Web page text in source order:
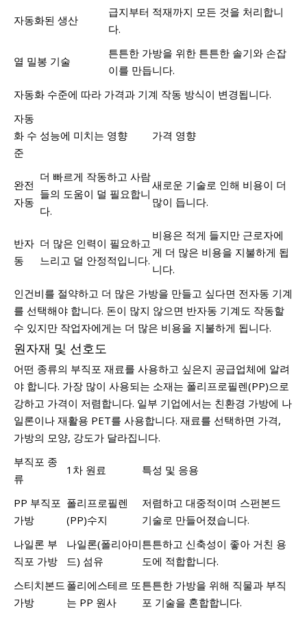
자동화된 생산
급지부터 적재까지 모든 것을 처리합니
다.
열 밀봉 기술
튼튼한 가방을 위한 튼튼한 솔기와 손잡
이를 만듭니다.
자동화 수준에 따라 가격과 기계 작동 방식이 변경됩니다.
자동
화 수
준
성능에 미치는 영향 가격 영향
완전
자동
더 빠르게 작동하고 사람
들의 도움이 덜 필요합니
다.
새로운 기술로 인해 비용이 더
많이 듭니다.
반자
동
더 많은 인력이 필요하고
느리고 덜 안정적입니다.
비용은 적게 들지만 근로자에
게 더 많은 비용을 지불하게 됩
니다.
인건비를 절약하고 더 많은 가방을 만들고 싶다면 전자동 기계
를 선택해야 합니다. 돈이 많지 않으면 반자동 기계도 작동할
수 있지만 작업자에게는 더 많은 비용을 지불하게 됩니다.
원자재 및 선호도
어떤 종류의 부직포 재료를 사용하고 싶은지 공급업체에 알려
야 합니다. 가장 많이 사용되는 소재는 폴리프로필렌(PP)으로
강하고 가격이 저렴합니다. 일부 기업에서는 친환경 가방에 나
일론이나 재활용 PET를 사용합니다. 재료를 선택하면 가격,
가방의 모양, 강도가 달라집니다.
부직포 종
류
1차 원료 특성 및 응용
PP 부직포
가방
폴리프로필렌
(PP)수지
저렴하고 대중적이며 스펀본드
기술로 만들어졌습니다.
나일론 부
직포 가방
나일론(폴리아미
드) 섬유
튼튼하고 신축성이 좋아 거친 용
도에 적합합니다.
스티치본드
가방
폴리에스테르 또
는 PP 원사
튼튼한 가방을 위해 직물과 부직
포 기술을 혼합합니다.